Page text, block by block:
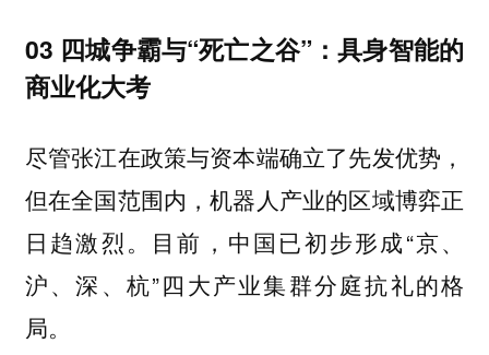
03 四城争霸与“死亡之谷”：具身智能的
商业化大考
尽管张江在政策与资本端确立了先发优势，
但在全国范围内，机器人产业的区域博弈正
日趋激烈。 目前，中国已初步形成“京、
沪、深、杭”四大产业集群分庭抗礼的格
局。